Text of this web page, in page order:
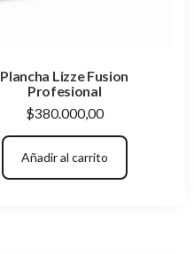
Plancha Lizze Fusion
Profesional
$380.000,00
Añadir al carrito